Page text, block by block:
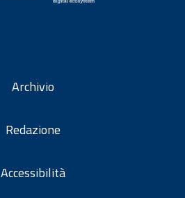
Archivio
Redazione
Accessibilità